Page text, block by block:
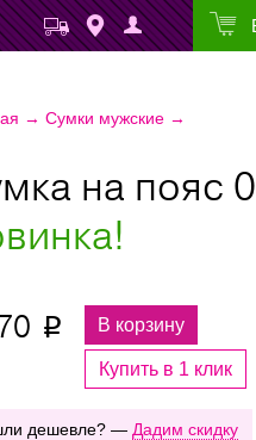
→ Сумки мужские→
на пояс
p В корзину
Купить в 1 клик
дешевле? — Дадим скидку